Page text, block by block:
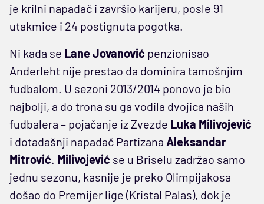
je krilni napadač i završio karijeru, posle 91
utakmice i 24 postignuta pogotka.
Ni kada se Lane Jovanović penzionisao
Anderleht nije prestao da dominira tamošnjim
fudbalom. U sezoni 2013/2014 ponovo je bio
najbolji, a do trona su ga vodila dvojica naših
fudbalera – pojačanje iz Zvezde Luka Milivojević
i dotadašnji napadač Partizana Aleksandar
Mitrović Milivojević se u Briselu zadržao samo
jednu sezonu, kasnije je preko Olimpijakosa
došao do Premijer lige (Kristal Palas), dok je